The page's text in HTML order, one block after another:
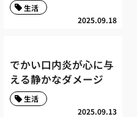
2025.09.18
生活
でかい口内炎が心に与
える静かなダメージ
2025.09.13
生活